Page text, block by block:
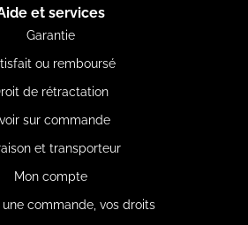
et services
Garantie
ou remboursé
de rétractation
sur commande
et transporteur
Mon compte
une commande, vos droits